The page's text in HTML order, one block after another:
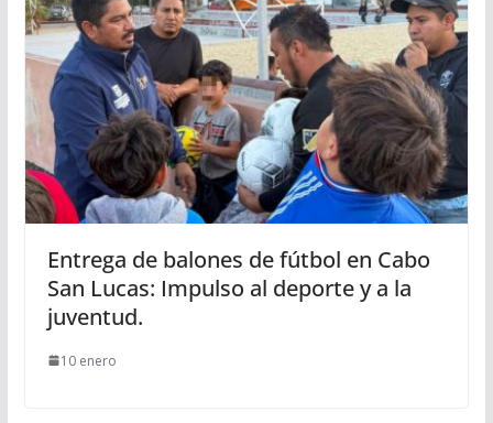
Entrega de balones de fútbol en Cabo
San Lucas: Impulso al deporte y a la
juventud.
10 enero